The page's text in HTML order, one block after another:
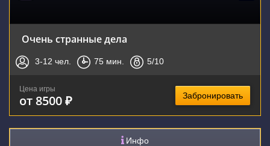
Очень странные дела
3-12 чел. 75 мин. 5/10
Цена игры
от 8500 ₽ Забронировать
Инфо